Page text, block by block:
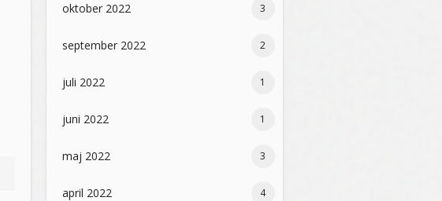
oktober 2022 3
september 2022 2
juli 2022 1
juni 2022 1
maj 2022 3
april 2022 4